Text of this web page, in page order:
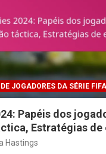
JOGADORES DA SÉRIE
Papéis dos
Estratégias de
Hastings